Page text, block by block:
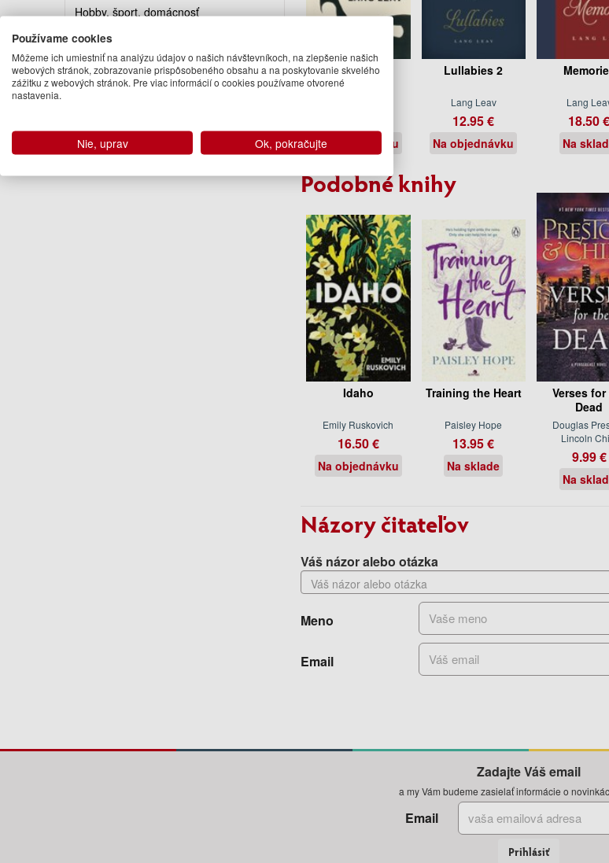
Hobby, šport, domácnosť
Kuchárky
Erotika
Turistickí sprievodcovia
Sad Girls Pa
Na objednávku
Lullabies 2
Lang Leav
12.95 €
Na objednávku
Lang
18.50 €
Na
Podobné knihy
Idaho
Emily Ruskovich
16.50 €
Na objednávku
Training the Heart
Paisley Hope
13.95 €
Na sklade
Verses
Dead
Douglas
Lincoln
9.99 €
Na
Názory čitateľov
Váš názor alebo otázka
Meno
Email
Zadajte Váš email
a my Vám budeme zasielať informácie o
Email
Prihlásiť
Používame cookies
Môžeme ich umiestniť na analýzu údajov o našich návštevníkoch, na zlepšenie našich
webových stránok, zobrazovanie prispôsobeného obsahu a na poskytovanie skvelého
zážitku z webových stránok. Pre viac informácií o cookies používame otvorené
nastavenia.
Nie, uprav Ok, pokračujte